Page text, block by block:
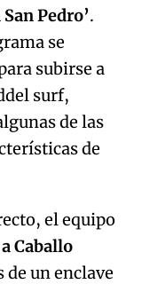
Pedro’.
se
subirse a
surf,
de las
de
el equipo
Caballo
de un enclave